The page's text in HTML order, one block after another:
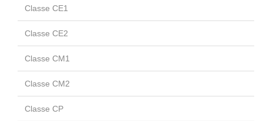
Classe CE1
Classe CE2
Classe CM1
Classe CM2
Classe CP